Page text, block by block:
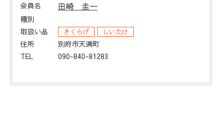
会員名
田崎 圭一
種別
取扱い品
きくらげ しいたけ
住所
別府市天満町
TEL
090-840-81283